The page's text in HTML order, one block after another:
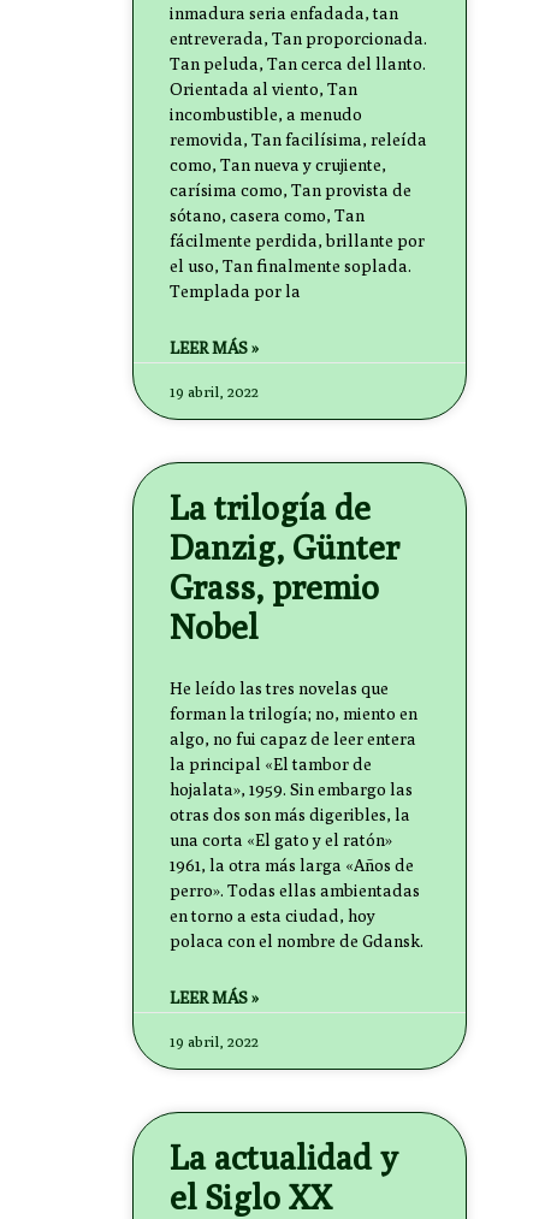
inmadura seria enfadada, tan
entreverada, Tan proporcionada.
Tan peluda, Tan cerca del llanto.
Orientada al viento, Tan
incombustible, a menudo
removida, Tan facilísima, releída
como, Tan nueva y crujiente,
carísima como, Tan provista de
sótano, casera como, Tan
fácilmente perdida, brillante por
el uso, Tan finalmente soplada.
Templada por la
LEER MÁS »
19 abril, 2022
La trilogía de
Danzig, Günter
Grass, premio
Nobel
He leído las tres novelas que
forman la trilogía; no, miento en
algo, no fui capaz de leer entera
la principal «El tambor de
hojalata», 1959. Sin embargo las
otras dos son más digeribles, la
una corta «El gato y el ratón»
1961, la otra más larga «Años de
perro». Todas ellas ambientadas
en torno a esta ciudad, hoy
polaca con el nombre de Gdansk.
LEER MÁS »
19 abril, 2022
La actualidad y
el Siglo XX